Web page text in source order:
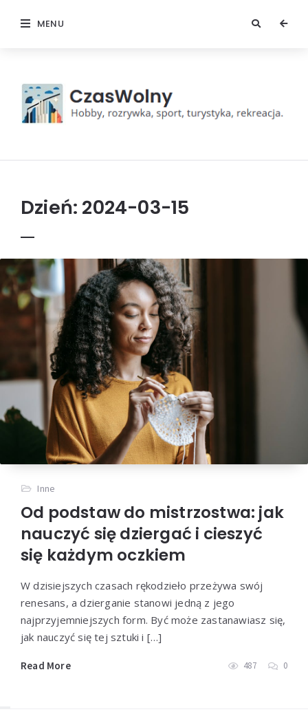
MENU
Dzień: 2024-03-15
Inne
Od podstaw do mistrzostwa: jak
nauczyć się dziergać i cieszyć
się każdym oczkiem
W dzisiejszych czasach rękodzieło przeżywa swój
renesans, a dzierganie stanowi jedną z jego
najprzyjemniejszych form. Być może zastanawiasz się,
jak nauczyć się tej sztuki i […]
Read More 487 0